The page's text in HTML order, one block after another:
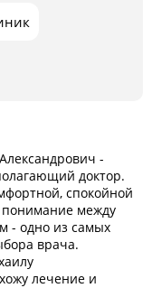
-
доктор.
спокойной
понимание между
- одно из самых
врача.
лечение и